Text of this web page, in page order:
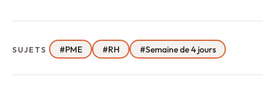
SUJETS #PME #RH #Semaine de 4 jours